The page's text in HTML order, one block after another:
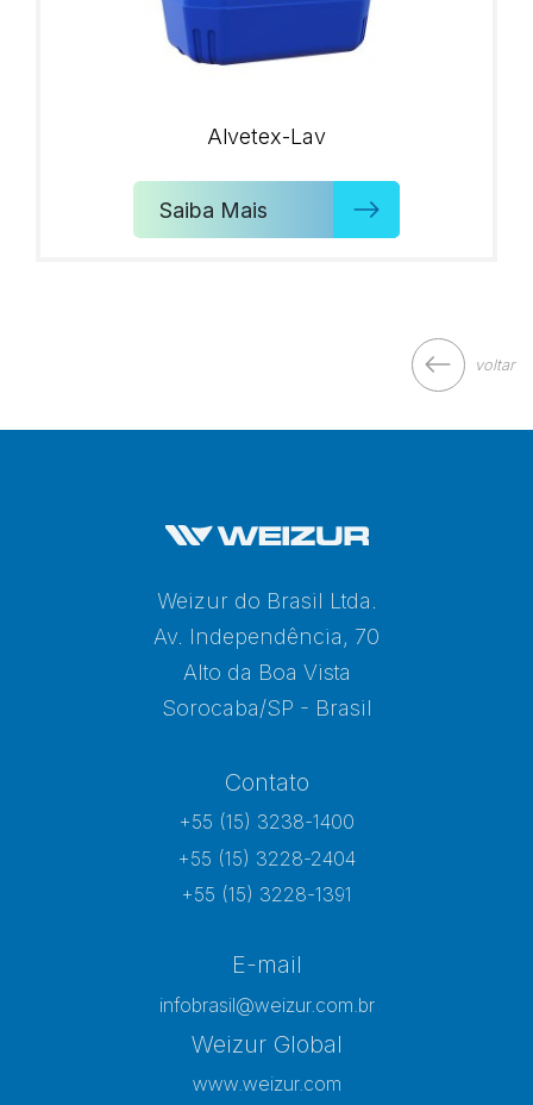
Alvetex-Lav
Saiba Mais
voltar
Weizur do Brasil Ltda.
Av. Independência, 70
Alto da Boa Vista
Sorocaba/SP - Brasil
Contato
+55 (15) 3238-1400
+55 (15) 3228-2404
+55 (15) 3228-1391
E-mail
infobrasil@weizur.com.br
Weizur Global
www.weizur.com